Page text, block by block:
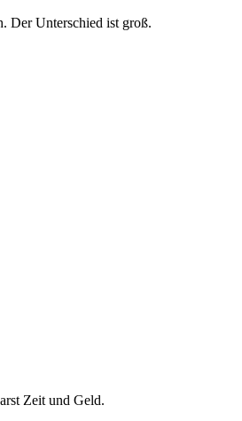
Der Unterschied ist groß.
Zeit und Geld.